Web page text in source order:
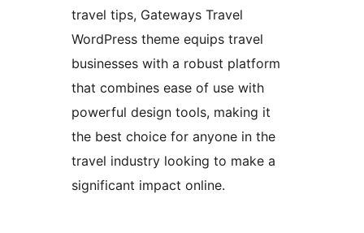
travel tips, Gateways Travel
WordPress theme equips travel
businesses with a robust platform
that combines ease of use with
powerful design tools, making it
the best choice for anyone in the
travel industry looking to make a
significant impact online.